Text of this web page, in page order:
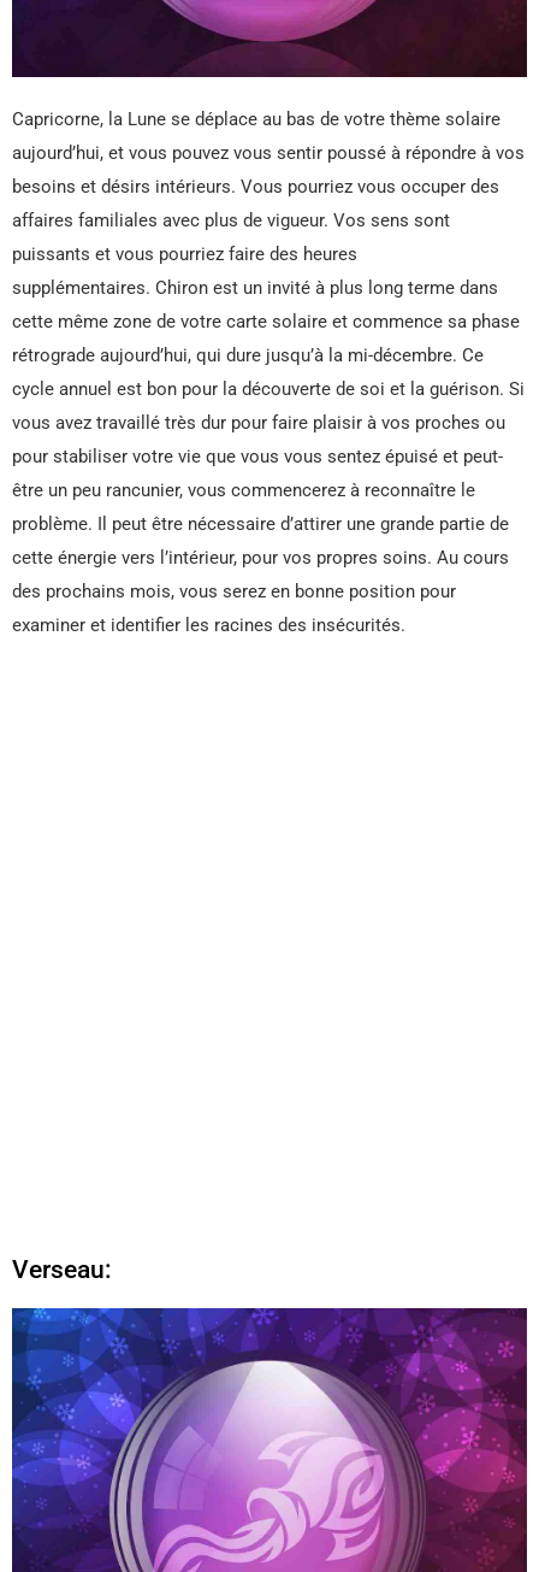
Capricorne, la Lune se déplace au bas de votre thème solaire
aujourd’hui, et vous pouvez vous sentir poussé à répondre à vos
besoins et désirs intérieurs. Vous pourriez vous occuper des
affaires familiales avec plus de vigueur. Vos sens sont
puissants et vous pourriez faire des heures
supplémentaires. Chiron est un invité à plus long terme dans
cette même zone de votre carte solaire et commence sa phase
rétrograde aujourd’hui, qui dure jusqu’à la mi-décembre. Ce
cycle annuel est bon pour la découverte de soi et la guérison. Si
vous avez travaillé très dur pour faire plaisir à vos proches ou
pour stabiliser votre vie que vous vous sentez épuisé et peut-
être un peu rancunier, vous commencerez à reconnaître le
problème. Il peut être nécessaire d’attirer une grande partie de
cette énergie vers l’intérieur, pour vos propres soins. Au cours
des prochains mois, vous serez en bonne position pour
examiner et identifier les racines des insécurités.
Verseau: